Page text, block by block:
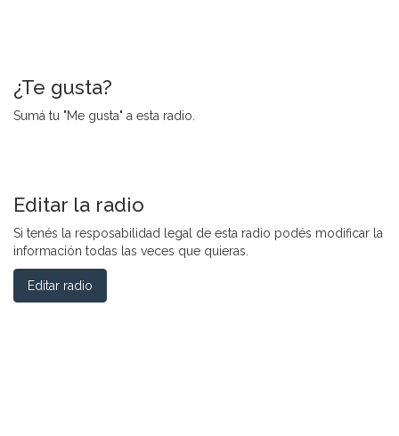
¿Te gusta?
Sumá tu "Me gusta" a esta radio.
Editar la radio
Si tenés la resposabilidad legal de esta radio podés modificar la
información todas las veces que quieras.
Editar radio